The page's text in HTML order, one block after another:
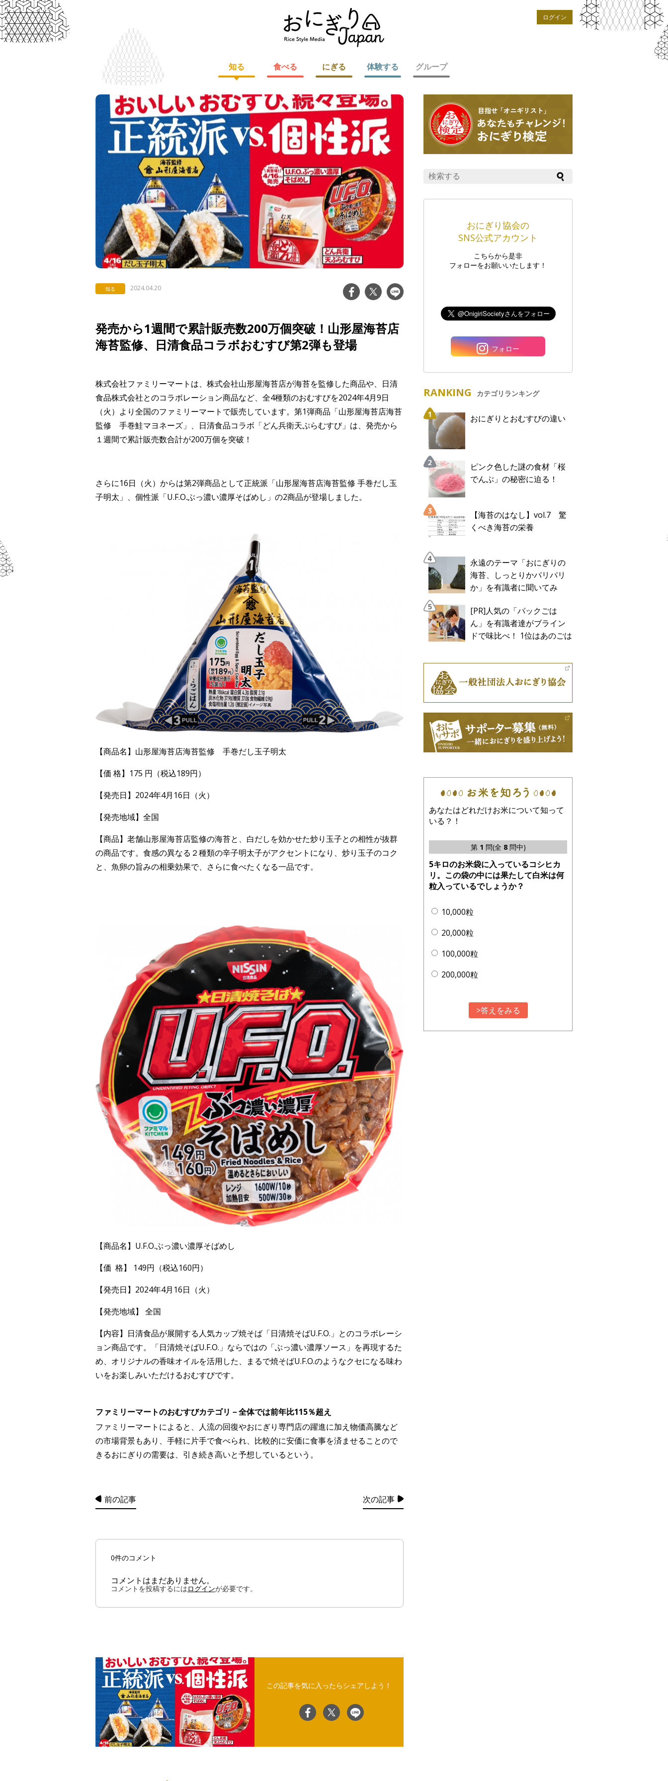
ログイン
知る 食べる にぎる 体験する グループ
知る 2024.04.20
発売から1週間で累計販売数200万個突破！山形屋海苔店
海苔監修、日清食品コラボおむすび第2弾も登場
株式会社ファミリーマートは、株式会社山形屋海苔店が海苔を監修した商品や、日清
食品株式会社とのコラボレーション商品など、全4種類のおむすびを2024年4月9日
（火）より全国のファミリーマートで販売しています。第1弾商品「山形屋海苔店海苔
監修 手巻鮭マヨネーズ」、日清食品コラボ「どん兵衛天ぷらむすび」は、発売から
１週間で累計販売数合計が200万個を突破！
さらに16日（火）からは第2弾商品として正統派「山形屋海苔店海苔監修 手巻だし玉
子明太」、個性派「U.F.O.ぶっ濃い濃厚そばめし」の2商品が登場しました。
【商品名】山形屋海苔店海苔監修 手巻だし玉子明太
【価 格】175 円（税込189円）
【発売日】2024年4月16日（火）
【発売地域】全国
【商品】老舗山形屋海苔店監修の海苔と、白だしを効かせた炒り玉子との相性が抜群
の商品です。食感の異なる２種類の辛子明太子がアクセントになり、炒り玉子のコク
と、魚卵の旨みの相乗効果で、さらに食べたくなる一品です。
【商品名】U.F.O.ぶっ濃い濃厚そばめし
【価 格】 149円（税込160円）
【発売日】2024年4月16日（火）
【発売地域】 全国
【内容】日清食品が展開する人気カップ焼そば「日清焼そばU.F.O.」とのコラボレーシ
ョン商品です。「日清焼そばU.F.O.」ならではの「ぶっ濃い濃厚ソース」を再現するた
め、オリジナルの香味オイルを活用した、まるで焼そばU.F.O.のようなクセになる味わ
いをお楽しみいただけるおむすびです。
ファミリーマートのおむすびカテゴリ－全体では前年比115％超え
ファミリーマートによると、人流の回復やおにぎり専門店の躍進に加え物価高騰など
の市場背景もあり、手軽に片手で食べられ、比較的に安価に食事を済ませることので
きるおにぎりの需要は、引き続き高いと予想しているという。
前の記事 次の記事
0件のコメント
コメントはまだありません。
コメントを投稿するにはログインが必要です。
この記事を気に入ったらシェアしよう！
おにぎり協会の
SNS公式アカウント
こちらから是非
フォローをお願いいたします！
フォロー
RANKING カテゴリランキング
おにぎりとおむすびの違い
ピンク色した謎の食材「桜
でんぶ」の秘密に迫る！
【海苔のはなし】vol.7 驚
くべき海苔の栄養
永遠のテーマ「おにぎりの
海苔、しっとりかパリパリ
か」を有識者に聞いてみ
[PR]人気の「パックごは
ん」を有識者達がブライン
ドで味比べ！ 1位はあのごは
マーク
あなたはどれだけお米について知って
いる？！
第 1 問(全 8問中)
5キロのお米袋に入っているコシヒカ
リ。この袋の中には果たして白米は何
粒入っているでしょうか？
10,000粒
20,000粒
100,000粒
200,000粒
>答えをみる